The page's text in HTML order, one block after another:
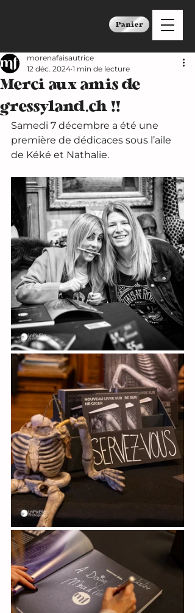
Panier
Merci aux amis de
gressyland.ch !!
morenafaisautrice
12 déc. 2024 1 min de lecture
Samedi 7 décembre a été une
première de dédicaces sous l’aile
de Kéké et Nathalie.